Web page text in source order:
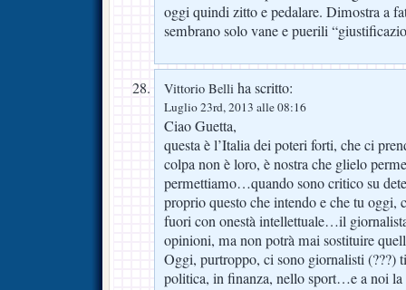
oggi quindi zitto e pedalare. Dimostra a
sembrano solo vane e puerili
Vittorio Belli ha scritto:
Luglio 23rd, 2013 alle 08:16
Ciao Guetta,
questa è l’Italia dei poteri forti, che ci
colpa non è loro, è nostra che glielo
permettiamo…quando sono critico su
proprio questo che intendo e che tu oggi,
fuori con onestà intellettuale…il
opinioni, ma non potrà mai sostituire
Oggi, purtroppo, ci sono giornalisti (???)
politica, in finanza, nello sport…e a noi la